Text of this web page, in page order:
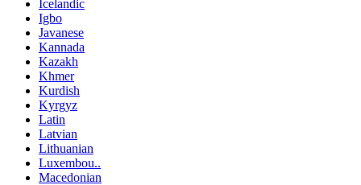
Icelandic
Igbo
Javanese
Kannada
Kazakh
Khmer
Kurdish
Kyrgyz
Latin
Latvian
Lithuanian
Luxembou..
Macedonian